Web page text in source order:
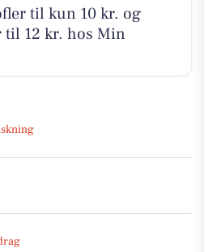
til kun 10 kr. og
til 12 kr. hos Min